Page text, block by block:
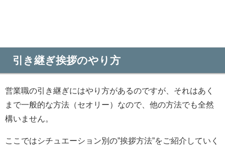
引き継ぎ挨拶のやり方
営業職の引き継ぎにはやり方があるのですが、それはあく
まで一般的な方法（セオリー）なので、他の方法でも全然
構いません。
ここではシチュエーション別の”挨拶方法”をご紹介していく